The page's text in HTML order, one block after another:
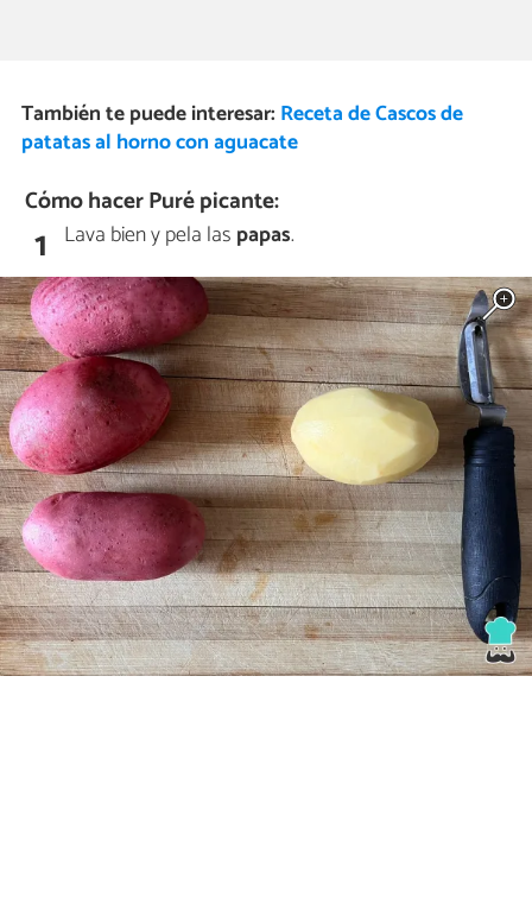
También te puede interesar: Receta de Cascos de
patatas al horno con aguacate
Cómo hacer Puré picante:
1 Lava bien y pela las papas.